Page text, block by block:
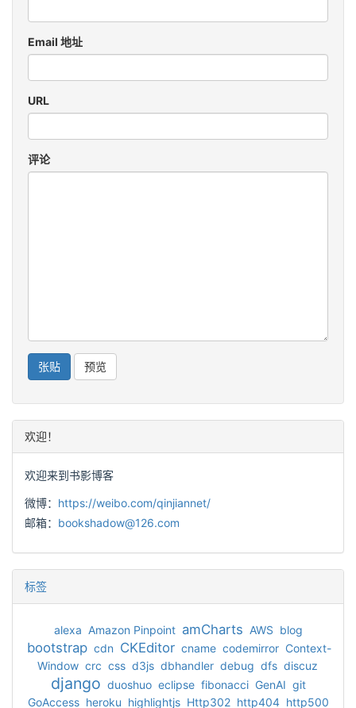
Email 地址
URL
评论
欢迎！
欢迎来到书影博客
微博： https://weibo.com/qinjiannet/
邮箱： bookshadow@126.com
标签
alexa Amazon Pinpoint amCharts AWS blog
bootstrap cdn CKEditor cname codemirror Context-
Window crc css d3js dbhandler debug dfs discuz
django duoshuo eclipse fibonacci GenAI git
GoAccess heroku highlightjs Http302 http404 http500